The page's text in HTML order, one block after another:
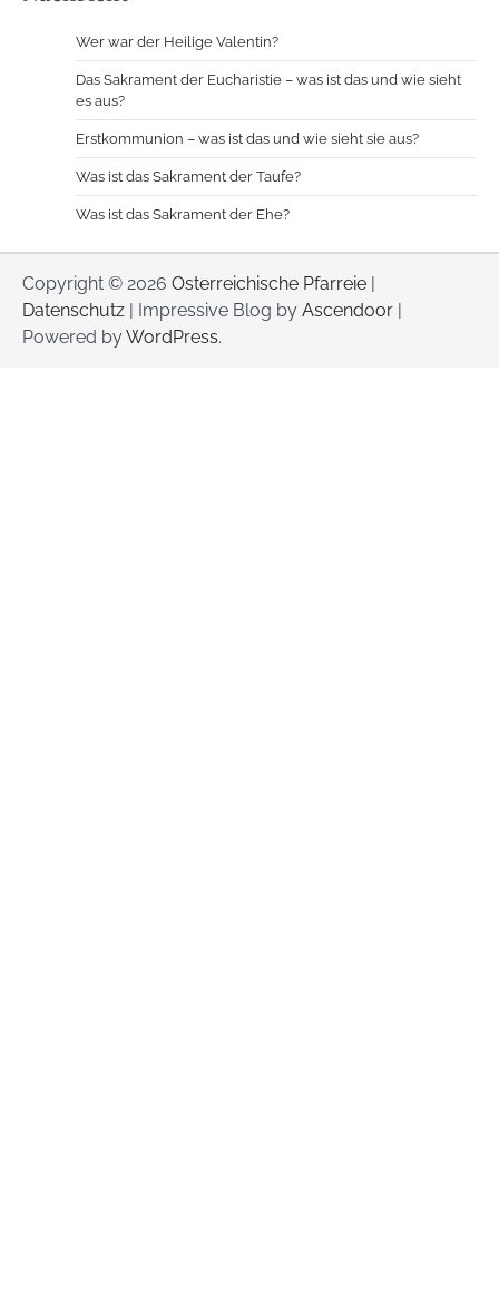
Wer war der Heilige Valentin?
Das Sakrament der Eucharistie – was ist das und wie sieht
es aus?
Erstkommunion – was ist das und wie sieht sie aus?
Was ist das Sakrament der Taufe?
Was ist das Sakrament der Ehe?
Copyright © 2026 Osterreichische Pfarreie
Datenschutz | Impressive Blog by Ascendoor
Powered byWordPress.